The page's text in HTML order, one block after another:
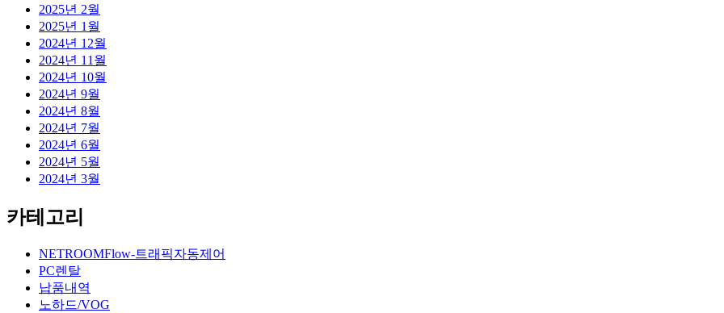
2025년 2월
2025년 1월
2024년 12월
2024년 11월
2024년 10월
2024년 9월
2024년 8월
2024년 7월
2024년 6월
2024년 5월
2024년 3월
카테고리
NETROOMFlow-트래픽자동제어
PC렌탈
납품내역
노하드/VOG